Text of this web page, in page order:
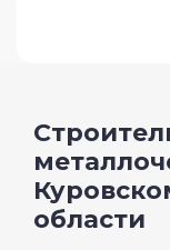
области